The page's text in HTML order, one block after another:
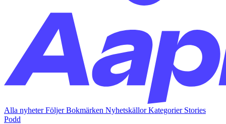
Alla nyheterFöljerBokmärken NyhetskällorKategorier Stories
Podd